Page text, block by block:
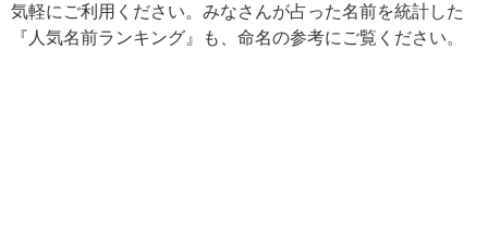
気軽にご利用ください。みなさんが占った名前を統計した
『人気名前ランキング』も、命名の参考にご覧ください。